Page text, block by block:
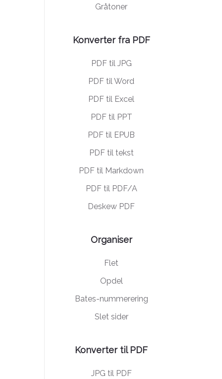
Gråtoner
Konverter fra PDF
PDF til JPG
PDF til Word
PDF til Excel
PDF til PPT
PDF til EPUB
PDF til tekst
PDF til Markdown
PDF til PDF/A
Deskew PDF
Organiser
Flet
Opdel
Bates-nummerering
Slet sider
Konverter til PDF
JPG til PDF